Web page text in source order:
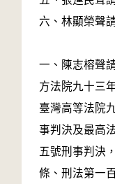
六、林顯榮聲
一、陳志榕聲
方法院九十三
臺灣高等法院
事判決及最高
五號刑事判決
條、刑法第一